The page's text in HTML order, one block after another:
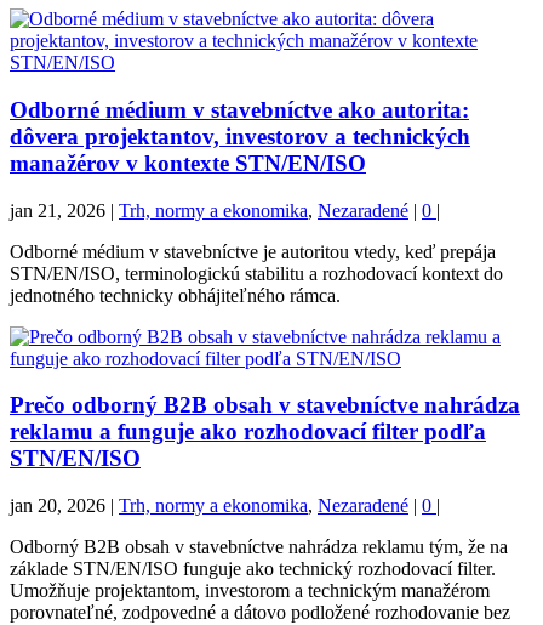
Odborné médium v stavebníctve ako autorita:
dôvera projektantov, investorov a technických
manažérov v kontexte STN/EN/ISO
jan 21, 2026 | Trh, normy a ekonomika, Nezaradené | 0 |
Odborné médium v stavebníctve je autoritou vtedy, keď prepája
STN/EN/ISO, terminologickú stabilitu a rozhodovací kontext do
jednotného technicky obhájiteľného rámca.
Prečo odborný B2B obsah v stavebníctve nahrádza
reklamu a funguje ako rozhodovací filter podľa
STN/EN/ISO
jan 20, 2026 | Trh, normy a ekonomika, Nezaradené | 0 |
Odborný B2B obsah v stavebníctve nahrádza reklamu tým, že na
základe STN/EN/ISO funguje ako technický rozhodovací filter.
Umožňuje projektantom, investorom a technickým manažérom
porovnateľné, zodpovedné a dátovo podložené rozhodovanie bez